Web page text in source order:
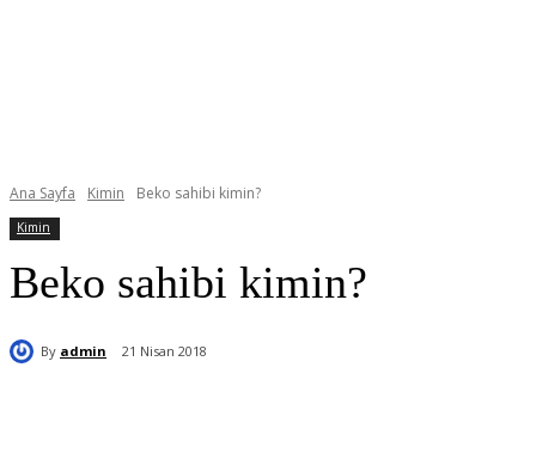
Ana Sayfa Kimin Beko sahibi kimin?
Kimin
Beko sahibi kimin?
By admin 21 Nisan 2018